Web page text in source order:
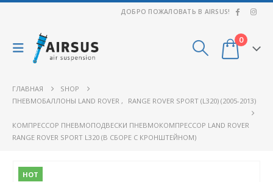
ДОБРО ПОЖАЛОВАТЬ В AIRSUS!
0
ГЛАВНАЯ
SHOP
ПНЕВМОБАЛЛОНЫ LAND ROVER , RANGE ROVER SPORT (L320) (2005-2013)
КОМПРЕССОР ПНЕВМОПОДВЕСКИ ПНЕВМОКОМПРЕССОР LAND ROVER
RANGE ROVER SPORT L320 (В СБОРЕ С КРОНШТЕЙНОМ)
HOT